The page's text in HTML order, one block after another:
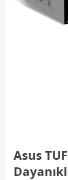
Asus